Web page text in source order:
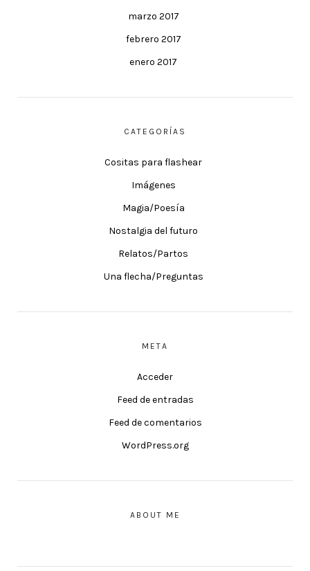
marzo 2017
febrero 2017
enero 2017
CATEGORÍAS
Cositas para flashear
Imágenes
Magia/Poesía
Nostalgia del futuro
Relatos/Partos
Una flecha/Preguntas
META
Acceder
Feed de entradas
Feed de comentarios
WordPress.org
ABOUT ME